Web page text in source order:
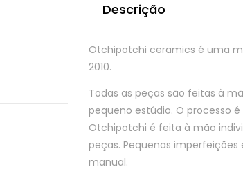
Descrição
Otchipotchi ceramics é uma
2010.
Todas as peças são feitas à
pequeno estúdio. O processo
Otchipotchi é feita à mão
peças. Pequenas
manual.